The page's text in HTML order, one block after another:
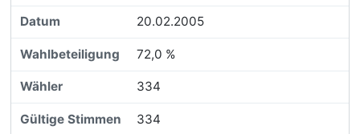
20.02.2005
72,0 %
334
334